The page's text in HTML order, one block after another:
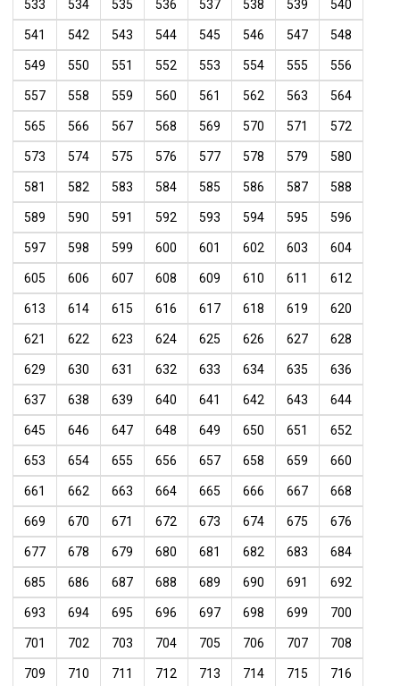
533 534 535 536 537 538 539 540
541 542 543 544 545 546 547 548
549 550 551 552 553 554 555 556
557 558 559 560 561 562 563 564
565 566 567 568 569 570 571 572
573 574 575 576 577 578 579 580
581 582 583 584 585 586 587 588
589 590 591 592 593 594 595 596
597 598 599 600 601 602 603 604
605 606 607 608 609 610 611 612
613 614 615 616 617 618 619 620
621 622 623 624 625 626 627 628
629 630 631 632 633 634 635 636
637 638 639 640 641 642 643 644
645 646 647 648 649 650 651 652
653 654 655 656 657 658 659 660
661 662 663 664 665 666 667 668
669 670 671 672 673 674 675 676
677 678 679 680 681 682 683 684
685 686 687 688 689 690 691 692
693 694 695 696 697 698 699 700
701 702 703 704 705 706 707 708
709 710 711 712 713 714 715 716